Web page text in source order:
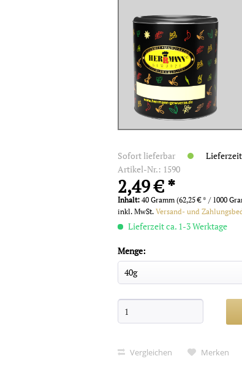
Sofort lieferbar
Artikel-Nr.: 1590
2,49 € *
Inhalt:40 Gramm (62,25 € * / 1000
inkl. MwSt.Versand- und
Lieferzeit ca. 1-3 Werktage
Menge:
Vergleichen Merken